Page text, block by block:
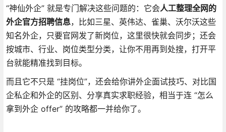
“神仙外企” 就是专门解决这些问题的：它会人工整理全网的
外企官方招聘信息，比如三星、英伟达、雀巢、沃尔沃这些
知名外企，只要官网发了新岗位，这里很快就会同步；还会
按城市、行业、岗位类型分类，让你不用再到处搜，打开平
台就能精准找到目标。
而且它不只是 “挂岗位”，还会给你讲外企面试技巧、对比国
企私企和外企的区别、分享真实求职经验，相当于连 “怎么
拿到外企 offer” 的攻略都一并给你了。